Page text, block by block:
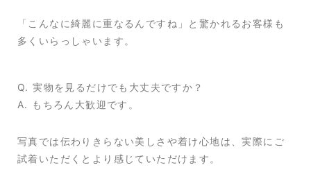
「こんなに綺麗に重なるんですね」と驚かれるお客様も
多くいらっしゃいます。
Q. 実物を見るだけでも大丈夫ですか？
A. もちろん大歓迎です。
写真では伝わりきらない美しさや着け心地は、実際にご
試着いただくとより感じていただけます。